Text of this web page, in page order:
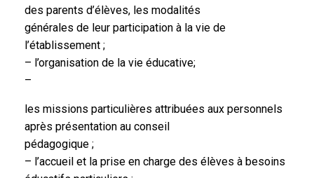
des parents d’élèves, les modalités
générales de leur participation à la vie de
l’établissement ;
– l’organisation de la vie éducative;
–
les missions particulières attribuées aux personnels
après présentation au conseil
pédagogique ;
– l’accueil et la prise en charge des élèves à besoins